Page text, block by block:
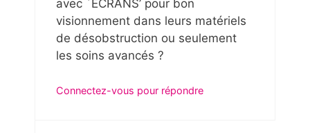
avec ´ECRANS’ pour bon
visionnement dans leurs matériels
de désobstruction ou seulement
les soins avancés ?
Connectez-vous pour répondre